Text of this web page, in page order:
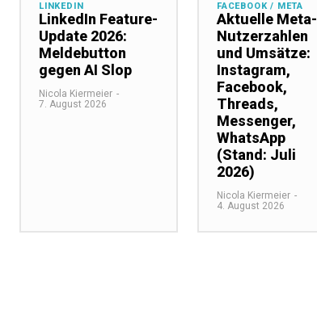
LINKEDIN
LinkedIn Feature-
Update 2026:
Meldebutton
gegen AI Slop
Nicola Kiermeier -
7. August 2026
FACEBOOK / META
Aktuelle Meta-
Nutzerzahlen
und Umsätze:
Instagram,
Facebook,
Threads,
Messenger,
WhatsApp
(Stand: Juli
2026)
Nicola Kiermeier -
4. August 2026